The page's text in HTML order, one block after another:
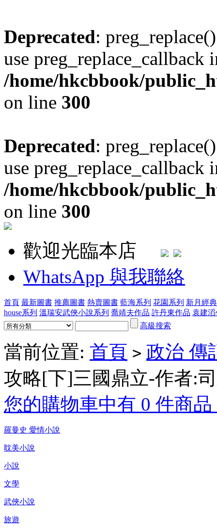
Deprecated:
use preg_replace_callback
/home/hkcbbook/
on line 300
Deprecated:
use preg_replace_callback
/home/hkcbbook/
on line 300
歡迎光臨本店
WhatsApp 與我聯絡
首頁 最新圖書 推薦圖書 熱賣圖書 藍海系列 花園系列 新月經
house系列 溫瑞安武俠小說系列 喬靖夫作品 許丹東作品 袁建
高級搜索
當前位置: 首頁 > 政治 傳
攻略[下]三國鼎立-作者:
您的購物車中有 0 件商
羅曼史 愛情小說
耽美小說
小說
文學
武俠小說
旅遊